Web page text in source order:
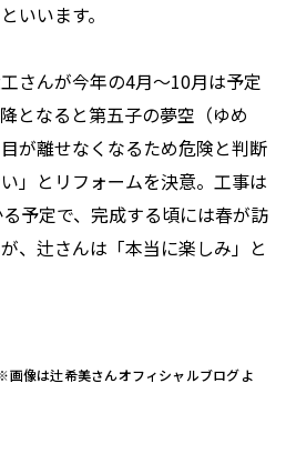
いいます。
さんが今年の4月〜10月は予定
となると第五子の夢空（ゆめ
が離せなくなるため危険と判断
」とリフォームを決意。工事は
予定で、完成する頃には春が訪
、辻さんは「本当に楽しみ」と
像は辻希美さんオフィシャルブログよ